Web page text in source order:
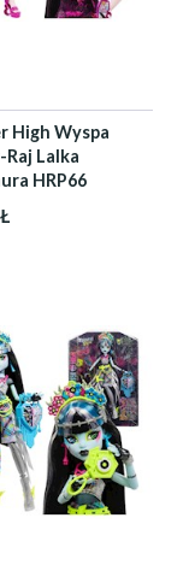
High Wyspa
Lalka
HRP66